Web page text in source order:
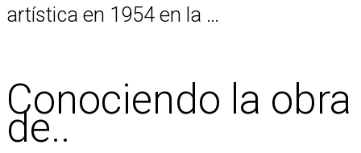
artística en 1954 en la …
Conociendo la obra
de..